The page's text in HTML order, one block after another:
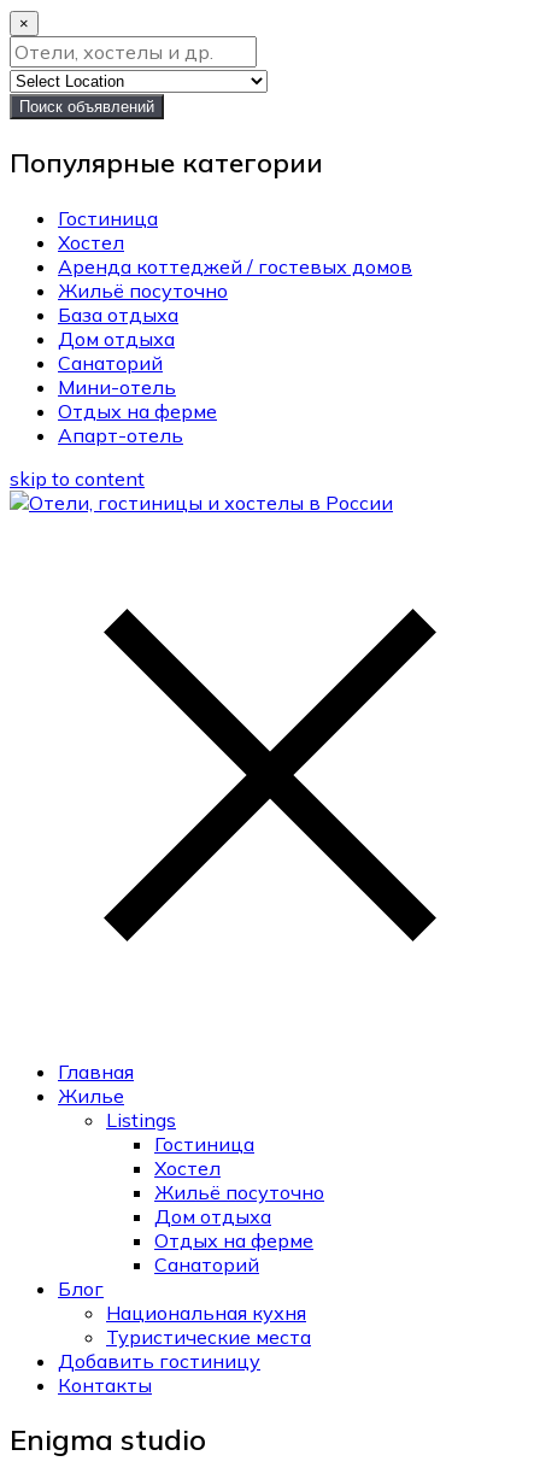
×
Поиск объявлений
Популярные категории
Гостиница
Хостел
Аренда коттеджей / гостевых домов
Жильё посуточно
База отдыха
Дом отдыха
Санаторий
Мини-отель
Отдых на ферме
Апарт-отель
skip to content
Главная
Жилье
Listings
Гостиница
Хостел
Жильё посуточно
Дом отдыха
Отдых на ферме
Санаторий
Блог
Национальная кухня
Туристические места
Добавить гостиницу
Контакты
Enigma studio